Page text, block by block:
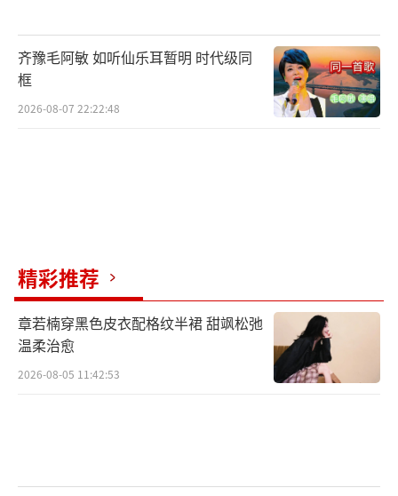
品牌代言人范冰冰与超模教母韩姨(上图)
齐豫毛阿敏 如听仙乐耳暂明 时代级同
框
2026-08-07 22:22:48
精彩推荐
章若楠穿黑色皮衣配格纹半裙 甜飒松弛
温柔治愈
2026-08-05 11:42:53